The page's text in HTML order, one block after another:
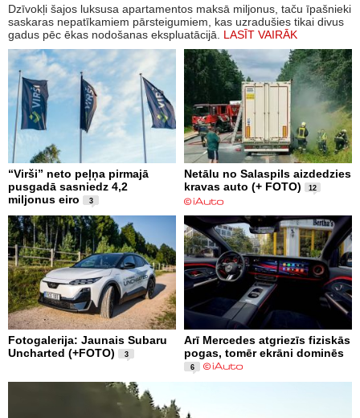
Dzīvokļi šajos luksusa apartamentos maksā miljonus, taču īpašnieki
saskaras nepatīkamiem pārsteigumiem, kas uzradušies tikai divus
gadus pēc ēkas nodošanas ekspluatācijā. LASĪT VAIRĀK
“Virši” neto peļņa pirmajā
pusgadā sasniedz 4,2
miljonus eiro
3
Netālu no Salaspils aizdedzies
kravas auto (+ FOTO)
12
Fotogalerija: Jaunais Subaru
Uncharted (+FOTO)
3
Arī Mercedes atgriezīs fiziskās
pogas, tomēr ekrāni dominēs
6